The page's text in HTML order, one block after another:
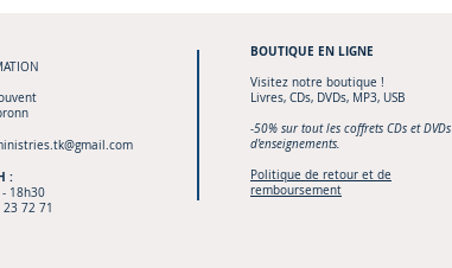
:
- 18h30
72 71
BOUTIQUE EN LIGNE
Visitez notre boutique !
Livres, CDs, DVDs, MP3, USB
-50% sur tout les coffrets CDs et DVDs
d'enseignements.
Politique de retour et de
remboursement